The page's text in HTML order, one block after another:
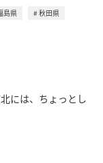
島県
秋田県
には、ちょっとし